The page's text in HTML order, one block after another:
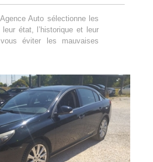
Auto sélectionne les
état, l’historique et leur
éviter les mauvaises